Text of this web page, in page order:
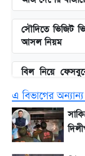
সৌদিতে ভিজিট
আসল নিয়ম
বিল নিয়ে
বাংলাদেশ নিয়ে
২ লাখ মানুষ
এ বিভাগের